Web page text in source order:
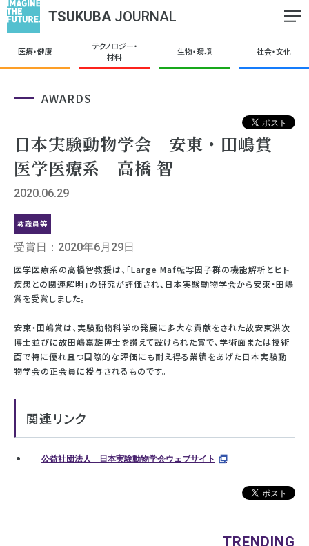
TSUKUBA JOURNAL
医療・健康
テクノロジー・
材料
生物・環境 社会・文化
AWARDS
日本実験動物学会 安東・田嶋賞
医学医療系 高橋 智
2020.06.29
教職員等
受賞日：2020年6月29日
医学医療系の高橋智教授は、「Large Maf転写因子群の機能解析とヒト
疾患との関連解明」の研究が評価され、日本実験動物学会から安東・田嶋
賞を受賞しました。
安東・田嶋賞は、実験動物科学の発展に多大な貢献をされた故安東洪次
博士並びに故田嶋嘉雄博士を讃えて設けられた賞で、学術面または技術
面で特に優れ且つ国際的な評価にも耐え得る業績をあげた日本実験動
物学会の正会員に授与されるものです。
関連リンク
公益社団法人 日本実験動物学会ウェブサイト
TRENDING